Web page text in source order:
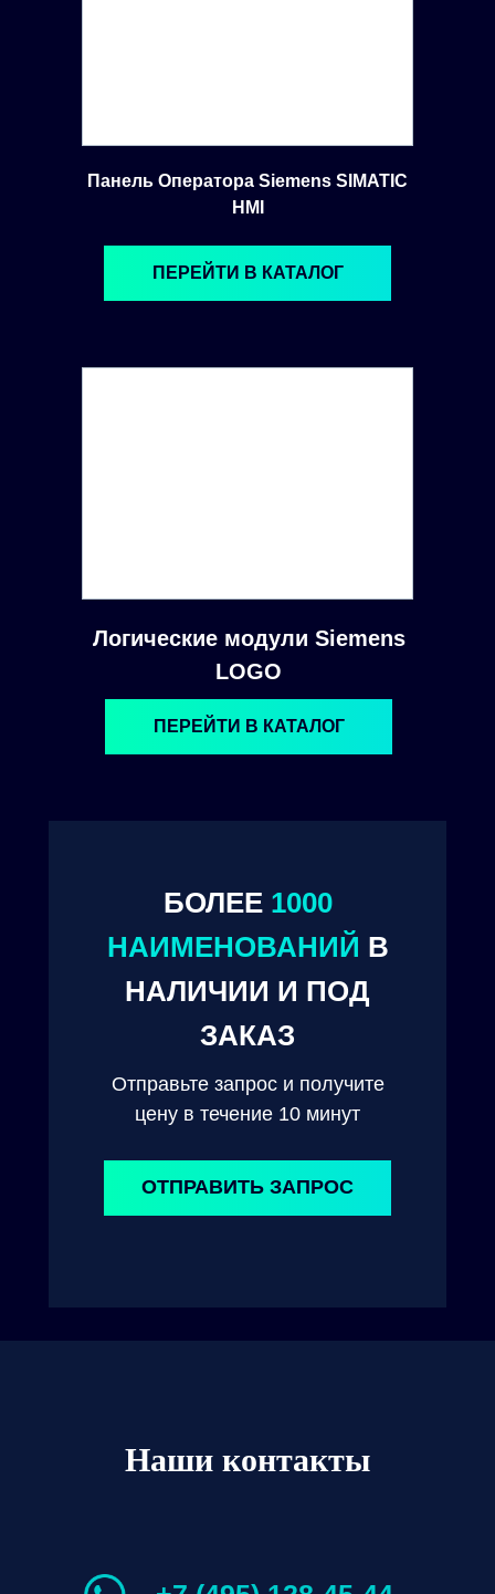
ОТПРАВИТЬ ЗАПРОС
БОЛЕЕ 1000
НАИМЕНОВАНИЙ В
НАЛИЧИИ И ПОД
ЗАКАЗ
Отправьте запрос и получите
цену в течение 10 минут
Панель Оператора Siemens SIMATIC
HMI
Логические модули Siemens
LOGO
ПЕРЕЙТИ В КАТАЛОГ
ПЕРЕЙТИ В КАТАЛОГ
Наши контакты
© 2024. ООО "Технокам Инжиниринг"